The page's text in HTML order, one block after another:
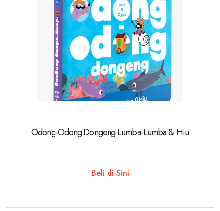
Odong-Odong Dongeng Lumba-Lumba & Hiu
Beli di Sini